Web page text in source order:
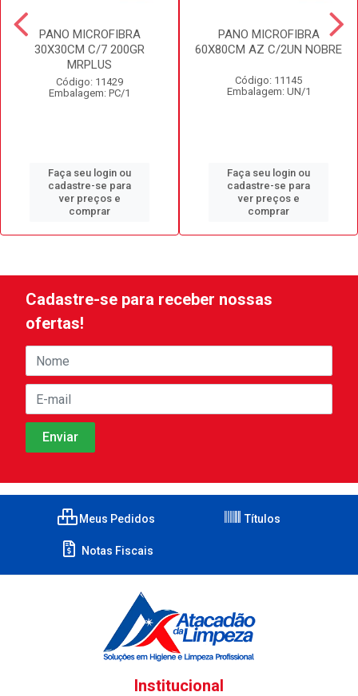
PANO MICROFIBRA
30X30CM C/7 200GR
MRPLUS
Código: 11429
Embalagem: PC/1
Faça seu login ou
cadastre-se para
ver preços e
comprar
PANO MICROFIBRA
60X80CM AZ C/2UN NOBRE
Código: 11145
Embalagem: UN/1
Faça seu login ou
cadastre-se para
ver preços e
comprar
Cadastre-se para receber nossas
ofertas!
Meus Pedidos Títulos
Notas Fiscais
Institucional